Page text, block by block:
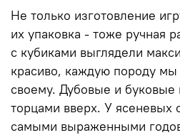
Не только изготовление
их упаковка - тоже ручная
с кубиками выглядели
красиво, каждую породу
своему. Дубовые и буковые
торцами вверх. У ясеневых
самыми выраженными